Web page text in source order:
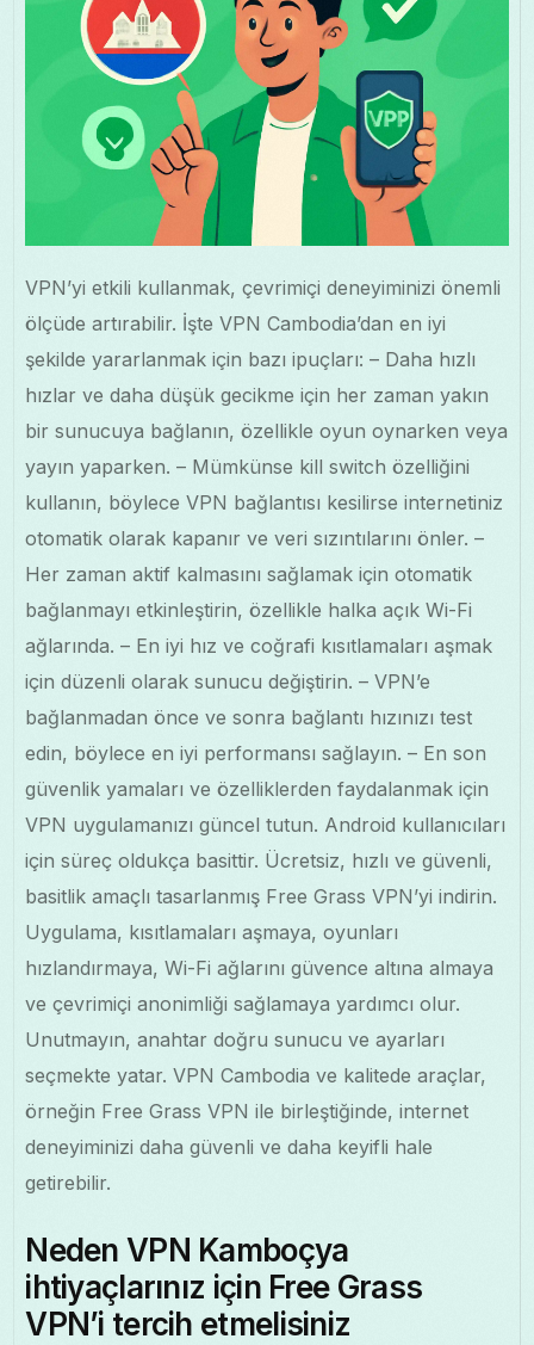
VPN’yi etkili kullanmak, çevrimiçi deneyiminizi önemli
ölçüde artırabilir. İşte VPN Cambodia’dan en iyi
şekilde yararlanmak için bazı ipuçları: – Daha hızlı
hızlar ve daha düşük gecikme için her zaman yakın
bir sunucuya bağlanın, özellikle oyun oynarken veya
yayın yaparken. – Mümkünse kill switch özelliğini
kullanın, böylece VPN bağlantısı kesilirse internetiniz
otomatik olarak kapanır ve veri sızıntılarını önler. –
Her zaman aktif kalmasını sağlamak için otomatik
bağlanmayı etkinleştirin, özellikle halka açık Wi-Fi
ağlarında. – En iyi hız ve coğrafi kısıtlamaları aşmak
için düzenli olarak sunucu değiştirin. – VPN’e
bağlanmadan önce ve sonra bağlantı hızınızı test
edin, böylece en iyi performansı sağlayın. – En son
güvenlik yamaları ve özelliklerden faydalanmak için
VPN uygulamanızı güncel tutun. Android kullanıcıları
için süreç oldukça basittir. Ücretsiz, hızlı ve güvenli,
basitlik amaçlı tasarlanmış Free Grass VPN’yi indirin.
Uygulama, kısıtlamaları aşmaya, oyunları
hızlandırmaya, Wi-Fi ağlarını güvence altına almaya
ve çevrimiçi anonimliği sağlamaya yardımcı olur.
Unutmayın, anahtar doğru sunucu ve ayarları
seçmekte yatar. VPN Cambodia ve kalitede araçlar,
örneğin Free Grass VPN ile birleştiğinde, internet
deneyiminizi daha güvenli ve daha keyifli hale
getirebilir.
Neden VPN Kamboçya
ihtiyaçlarınız için Free Grass
VPN’i tercih etmelisiniz